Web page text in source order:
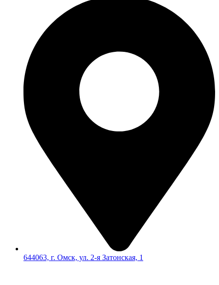
644063, г. Омск, ул. 2-я Затонская, 1